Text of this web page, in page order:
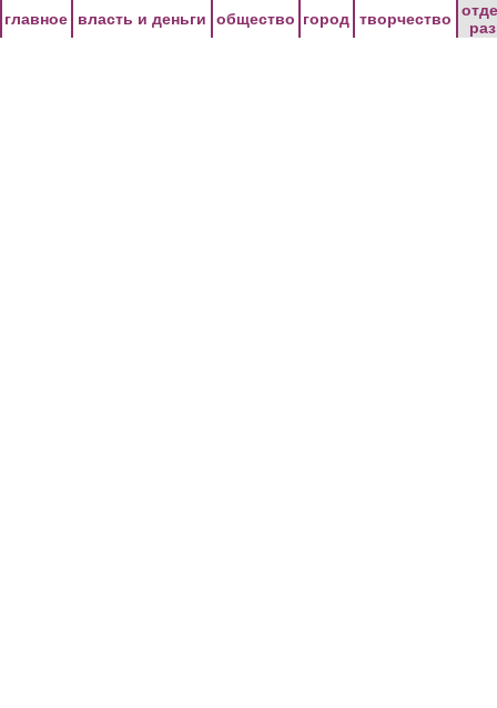
главное власть и деньги общество город творчество